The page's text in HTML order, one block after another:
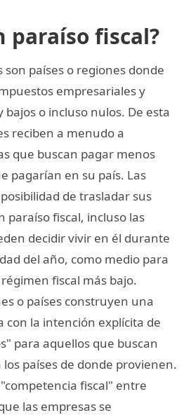
paraíso fiscal?
son países o regiones donde
empresariales y
o incluso nulos. De esta
reciben a menudo a
que buscan pagar menos
pagarían en su país. Las
de trasladar sus
paraíso fiscal, incluso las
decidir vivir en él durante
del año, como medio para
fiscal más bajo.
o países construyen una
con la intención explícita de
para aquellos que buscan
países de donde provienen.
fiscal" entre
las empresas se